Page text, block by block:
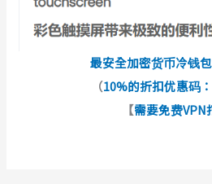
最安全加密货币冷钱包
（10%的折扣优惠码
【需要免费VPN